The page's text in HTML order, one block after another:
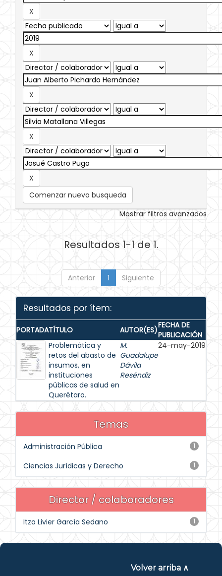
Comenzar nueva busqueda
Mostrar filtros avanzados
Resultados 1-1 de 1.
Anterior 1 Siguiente
Resultados por ítem:
PORTADATÍTULO AUTOR(ES)FECHA DE
PUBLICACIÓN
Problemática y
retos del abasto de
insumos, en
instituciones
públicas de salud en
Querétaro.
M.
Guadalupe
Dávila
Reséndiz
24-may-2019
Temas
1
Administración Pública
1
Ciencias Jurídicas y Derecho
Director / colaboradores
1
Itza Livier García Sedano
Volver arriba ∧